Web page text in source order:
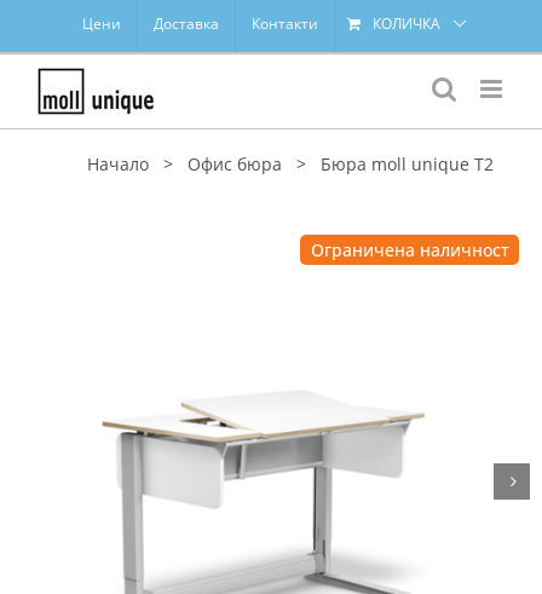
to
content
Цени Доставка Контакти КОЛИЧКА
Начало > Офис бюра > Бюра moll unique T2
Ограничена наличност